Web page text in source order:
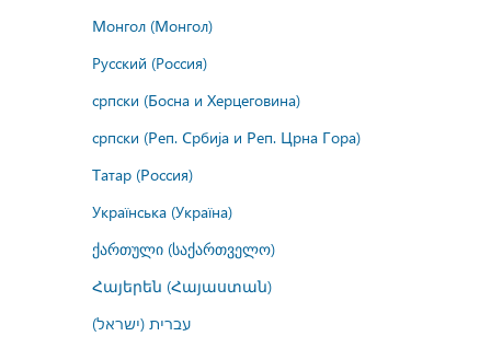
Монгол (Монгол)
Русский (Россия)
српски (Босна и Херцеговина)
српски (Реп. Србија и Реп. Црна Гора)
Татар (Россия)
Українська (Україна)
ქართული (საქართველო)
Հայերեն (Հայաստան)
עברית (ישראל)